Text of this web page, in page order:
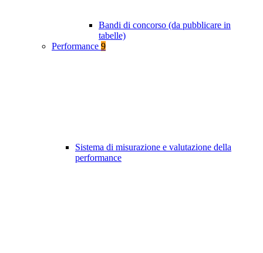
Bandi di concorso (da pubblicare in
tabelle)
Performance 9
Sistema di misurazione e valutazione della
performance